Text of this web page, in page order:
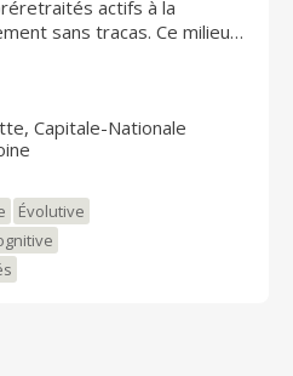
actifs à la
sans tracas. Ce milieu
vie de qualité, adapté aux
Il permet de
VISITE SUR
Capitale-Nationale
Évolutive